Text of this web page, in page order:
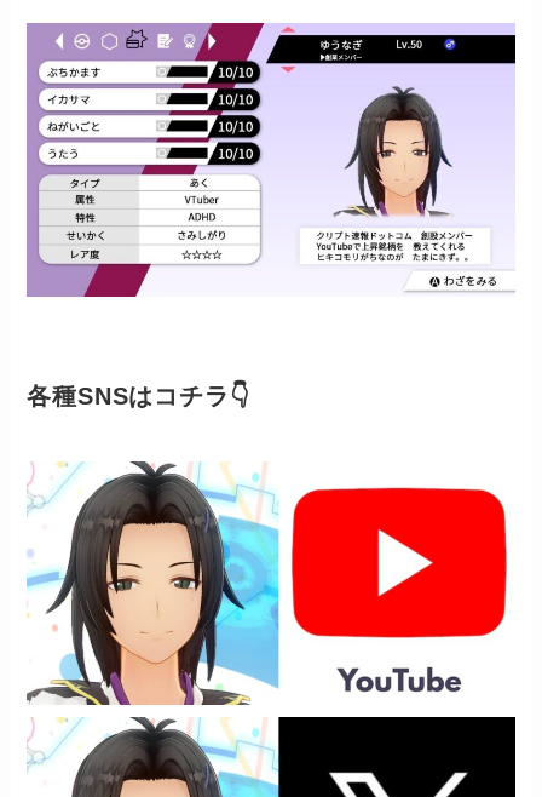
各種SNSはコチラ👇